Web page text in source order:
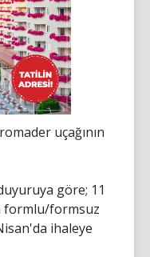
uçağının
göre; 11
formlu/formsuz
ihaleye